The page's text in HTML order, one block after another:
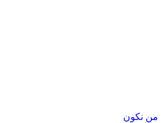
من نكون